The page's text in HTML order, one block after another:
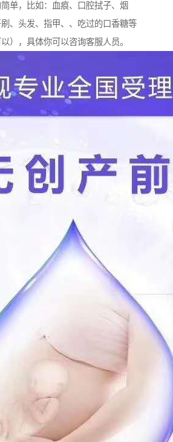
单，比如：血痕、口腔拭子、烟
、头发、指甲、、吃过的口香糖等
），具体你可以咨询客服人员。